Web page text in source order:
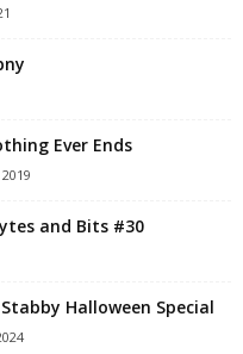
Ever Ends
and Bits #30
Halloween Special